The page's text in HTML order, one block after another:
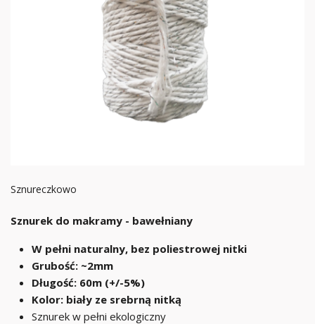
Sznureczkowo
Sznurek do makramy - bawełniany
W pełni naturalny, bez poliestrowej nitki
Grubość: ~2mm
Długość: 60m (+/-5%)
Kolor: biały ze srebrną nitką
Sznurek w pełni ekologiczny